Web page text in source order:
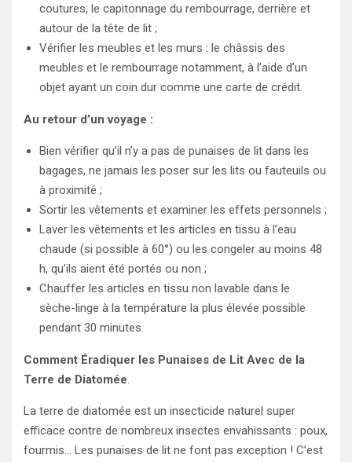
coutures, le capitonnage du rembourrage, derrière et
autour de la tête de lit ;
Vérifier les meubles et les murs : le châssis des
meubles et le rembourrage notamment, à l’aide d’un
objet ayant un coin dur comme une carte de crédit.
Au retour d’un voyage :
Bien vérifier qu’il n’y a pas de punaises de lit dans les
bagages, ne jamais les poser sur les lits ou fauteuils ou
à proximité ;
Sortir les vêtements et examiner les effets personnels ;
Laver les vêtements et les articles en tissu à l’eau
chaude (si possible à 60°) ou les congeler au moins 48
h, qu’ils aient été portés ou non ;
Chauffer les articles en tissu non lavable dans le
sèche-linge à la température la plus élevée possible
pendant 30 minutes.
Comment Éradiquer les Punaises de Lit Avec de la
Terre de Diatomée.
La terre de diatomée est un insecticide naturel super
efficace contre de nombreux insectes envahissants : poux,
fourmis… Les punaises de lit ne font pas exception ! C’est